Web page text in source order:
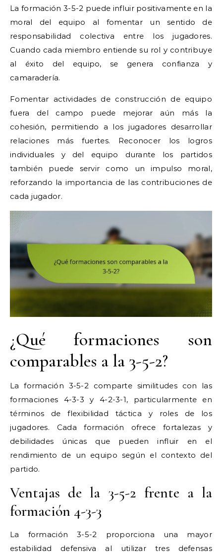
La formación 3-5-2 puede influir positivamente en la
moral del equipo al fomentar un sentido de
responsabilidad colectiva entre los jugadores.
Cuando cada miembro entiende su rol y contribuye
al éxito del equipo, se genera confianza y
camaradería.
Fomentar actividades de construcción de equipo
fuera del campo puede mejorar aún más la
cohesión, permitiendo a los jugadores desarrollar
relaciones más fuertes. Reconocer los logros
individuales y del equipo durante los partidos
también puede servir como un impulso moral,
reforzando la importancia de las contribuciones de
cada jugador.
¿Qué formaciones son
comparables a la 3-5-2?
La formación 3-5-2 comparte similitudes con las
formaciones 4-3-3 y 4-2-3-1, particularmente en
términos de flexibilidad táctica y roles de los
jugadores. Cada formación ofrece fortalezas y
debilidades únicas que pueden influir en el
rendimiento de un equipo según el contexto del
partido.
Ventajas de la 3-5-2 frente a la
formación 4-3-3
La formación 3-5-2 proporciona una mayor
estabilidad defensiva al utilizar tres defensas